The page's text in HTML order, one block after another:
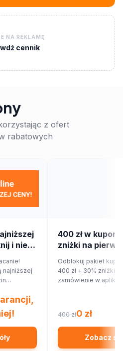
NA REKLAMĘ
cennik
z ofert
rabatowych
i nie
najniższej
Ci 150%
400 zł w
zniżki na
Odblokuj pakiet
400 zł + 30% zniżki
zamówienie w
400 zł0 zł
Zobacz